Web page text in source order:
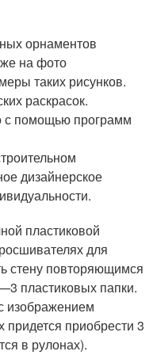
орнаментов
на фото
таких рисунков.
раскрасок.
с помощью программ
дизайнерское
пластиковой
для
стену повторяющимся
пластиковых папки.
изображением
приобрести 3
в рулонах).